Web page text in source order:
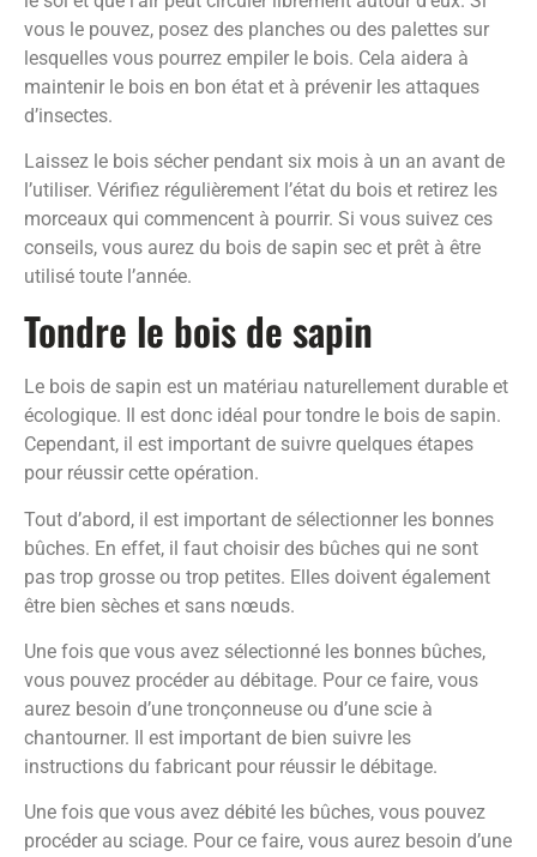
vous le pouvez, posez des planches ou des palettes sur
lesquelles vous pourrez empiler le bois. Cela aidera à
maintenir le bois en bon état et à prévenir les attaques
d’insectes.
Laissez le bois sécher pendant six mois à un an avant de
l’utiliser. Vérifiez régulièrement l’état du bois et retirez les
morceaux qui commencent à pourrir. Si vous suivez ces
conseils, vous aurez du bois de sapin sec et prêt à être
utilisé toute l’année.
Tondre le bois de sapin
Le bois de sapin est un matériau naturellement durable et
écologique. Il est donc idéal pour tondre le bois de sapin.
Cependant, il est important de suivre quelques étapes
pour réussir cette opération.
Tout d’abord, il est important de sélectionner les bonnes
bûches. En effet, il faut choisir des bûches qui ne sont
pas trop grosse ou trop petites. Elles doivent également
être bien sèches et sans nœuds.
Une fois que vous avez sélectionné les bonnes bûches,
vous pouvez procéder au débitage. Pour ce faire, vous
aurez besoin d’une tronçonneuse ou d’une scie à
chantourner. Il est important de bien suivre les
instructions du fabricant pour réussir le débitage.
Une fois que vous avez débité les bûches, vous pouvez
procéder au sciage. Pour ce faire, vous aurez besoin d’une